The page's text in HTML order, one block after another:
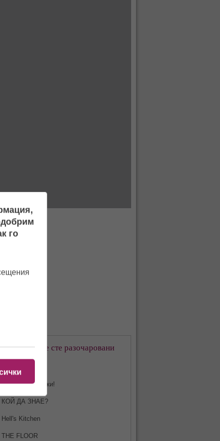
предаване сте разочаровани
много?
Харесвам всички!
КОЙ ДА ЗНАЕ?
Hell's Kitchen
THE FLOOR
го